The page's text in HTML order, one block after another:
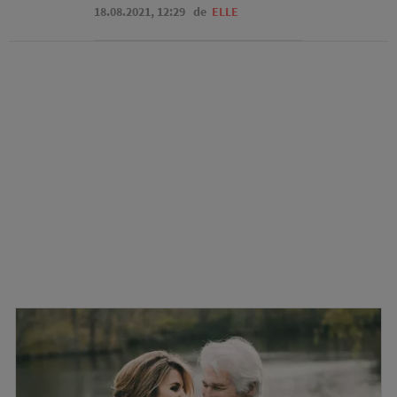
18.08.2021, 12:29 de ELLE